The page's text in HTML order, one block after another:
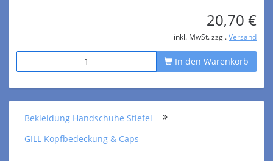
20,70 €
inkl. MwSt. zzgl. Versand
In den Warenkorb
Bekleidung Handschuhe Stiefel
GILL Kopfbedeckung & Caps